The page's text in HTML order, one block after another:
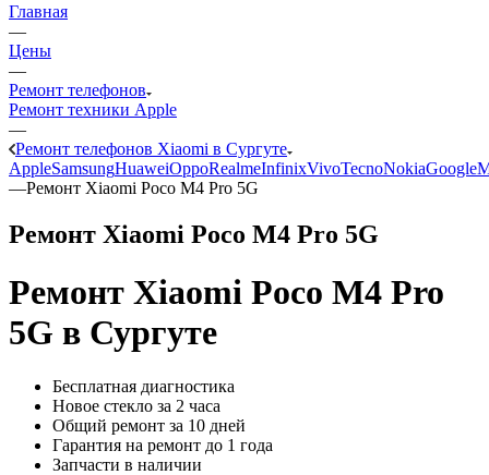
Главная
—
Цены
—
Ремонт телефонов
Ремонт техники Apple
—
Ремонт телефонов Xiaomi в Сургуте
AppleSamsungHuaweiOppoRealmeInfinixVivoTecnoNokiaGoogle
—Ремонт Xiaomi Poco M4 Pro 5G
Ремонт Xiaomi Poco M4 Pro 5G
Ремонт Xiaomi Poco M4 Pro
5G в Сургуте
Бесплатная диагностика
Новое стекло за 2 часа
Общий ремонт за 10 дней
Гарантия на ремонт до 1 года
Запчасти в наличии